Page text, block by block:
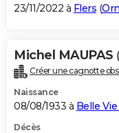
23/11/2022 à Flers (
Michel MAUPAS
Créer une cagnotte
Naissance
08/08/1933 à Belle
Décès